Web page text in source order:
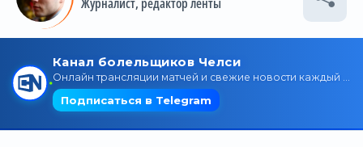
Состав команды
Поиск по сайту
Трансляции